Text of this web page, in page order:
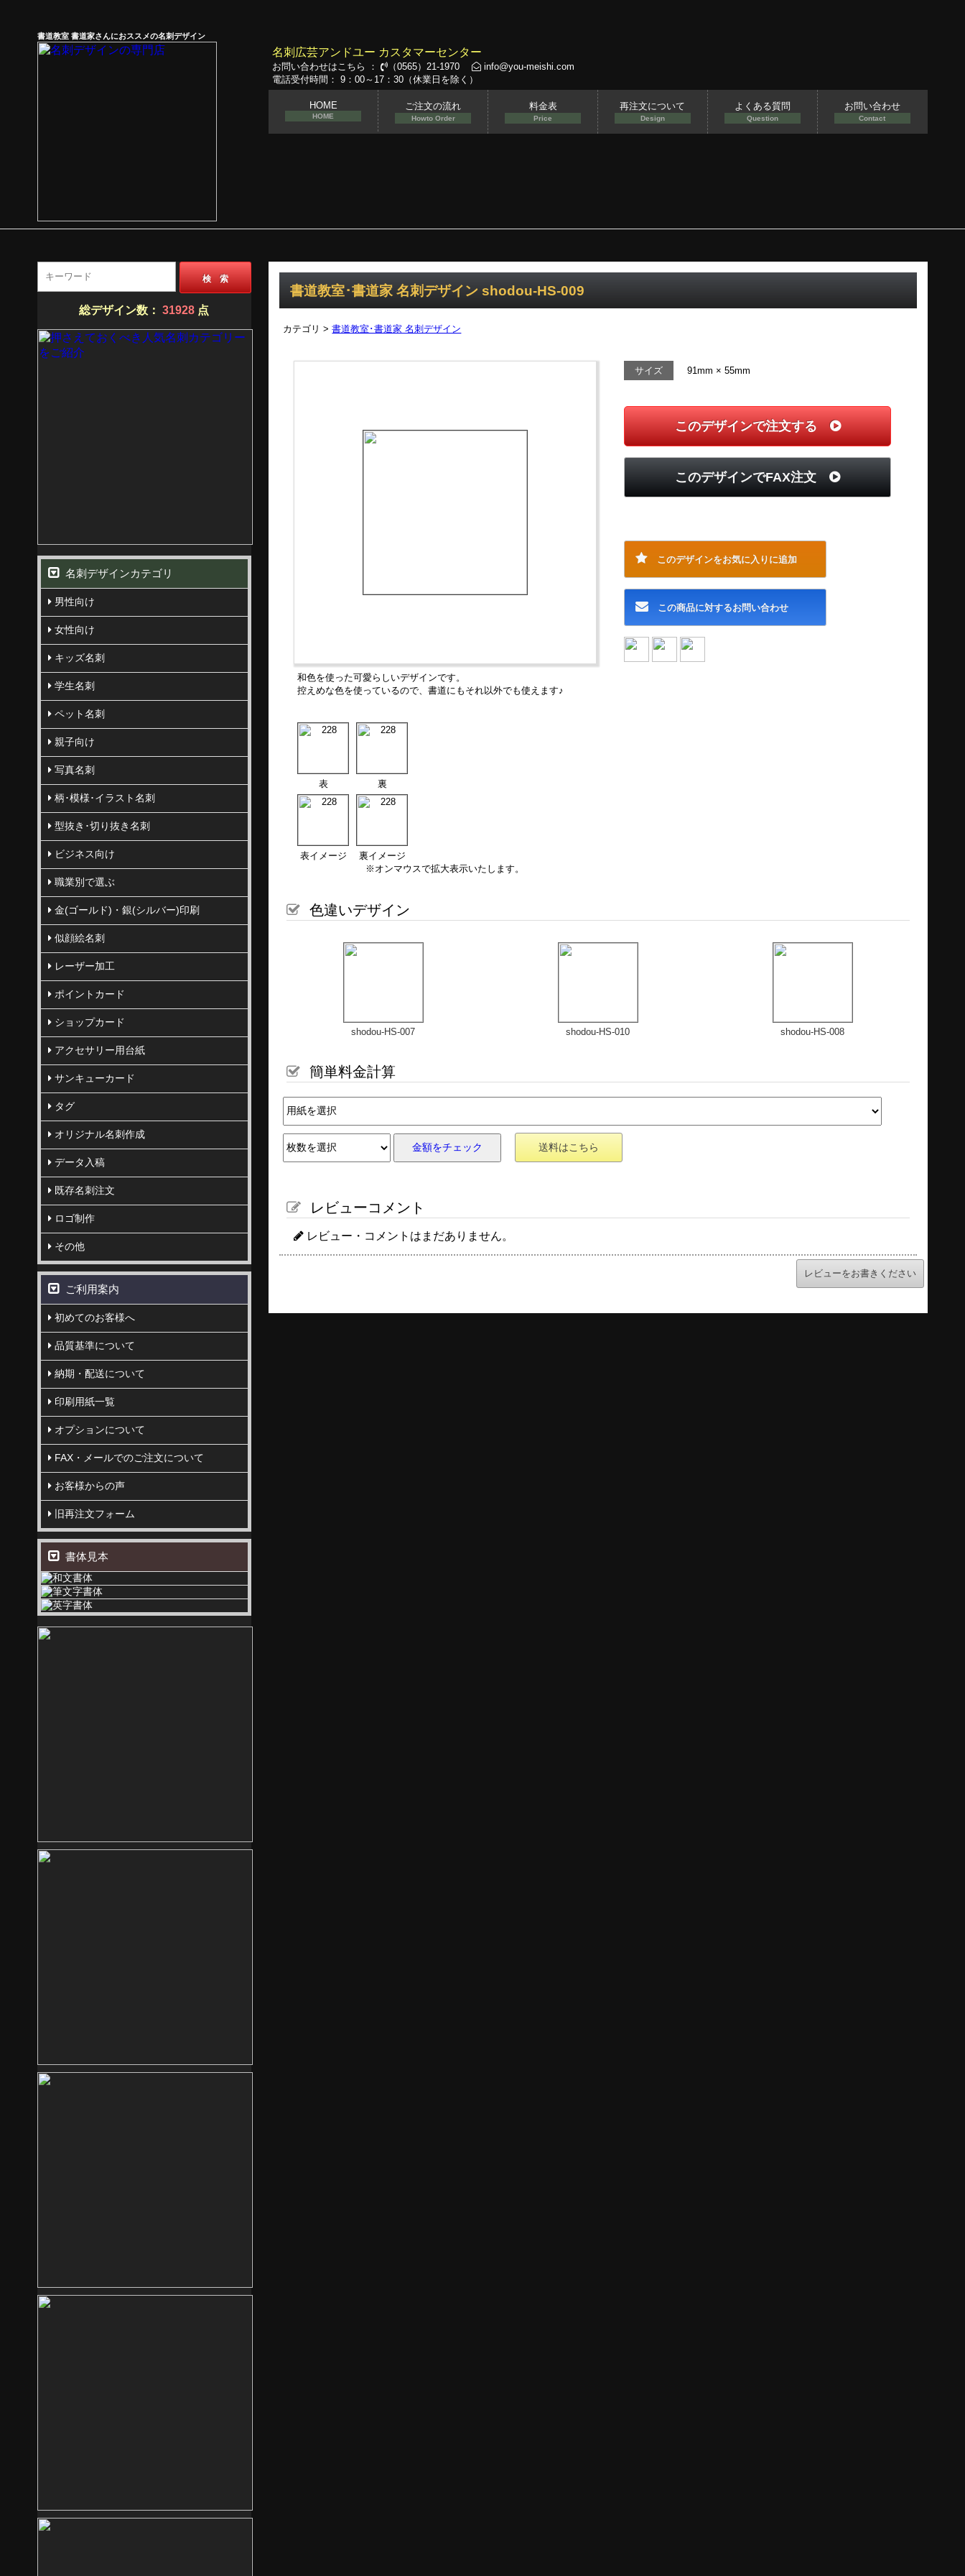
書道教室 書道家さんにおススメの名刺デザイン
名刺広芸アンドユー カスタマーセンター
お問い合わせはこちら ： （0565）21-1970
info@you-meishi.com
電話受付時間： 9：00～17：30（休業日を除く）
HOME
HOME
ご注文の流れ
Howto Order
料金表
Price
再注文について
Design
よくある質問
Question
お問い合わせ
Contact
書道教室･書道家 名刺デザイン shodou-HS-009
カテゴリ >書道教室･書道家 名刺デザイン
和色を使った可愛らしいデザインです。
控えめな色を使っているので、書道にもそれ以外でも使えます♪
表 裏
表イメージ
裏イメージ
※オンマウスで拡大表示いたします。
サイズ 91mm × 55mm
このデザインで注文する
このデザインでFAX注文
このデザインをお気に入りに追加
この商品に対するお問い合わせ
色違いデザイン
shodou-HS-007 shodou-HS-010 shodou-HS-008
簡単料金計算
金額をチェック 送料はこちら
レビューコメント
レビュー・コメントはまだありません。
レビューをお書きください
検 索
総デザイン数：31928 点
名刺デザインカテゴリ
男性向け
女性向け
キッズ名刺
学生名刺
ペット名刺
親子向け
写真名刺
柄･模様･イラスト名刺
型抜き･切り抜き名刺
ビジネス向け
職業別で選ぶ
金(ゴールド)・銀(シルバー)印刷
似顔絵名刺
レーザー加工
ポイントカード
ショップカード
アクセサリー用台紙
サンキューカード
タグ
オリジナル名刺作成
データ入稿
既存名刺注文
ロゴ制作
その他
ご利用案内
初めてのお客様へ
品質基準について
納期・配送について
印刷用紙一覧
オプションについて
FAX・メールでのご注文について
お客様からの声
旧再注文フォーム
書体見本